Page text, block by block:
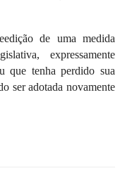
de uma medida
expressamente
que tenha perdido sua
ser adotada novamente